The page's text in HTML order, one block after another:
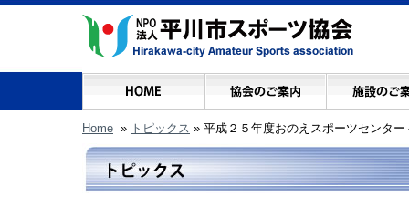
Home » トピックス » 平成２５年度おのえスポーツセンタ